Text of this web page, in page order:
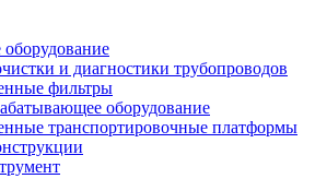
и диагностики трубопроводов
фильтры
оборудование
транспортировочные платформы